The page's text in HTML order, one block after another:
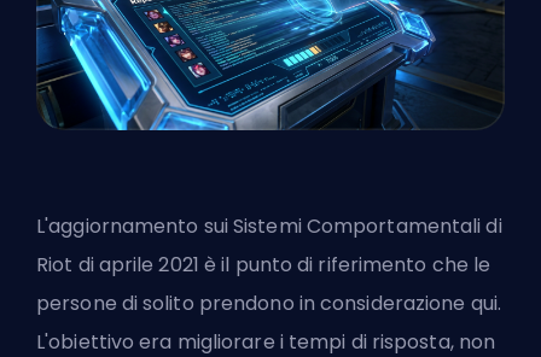
L'aggiornamento sui Sistemi Comportamentali di
Riot di aprile 2021 è il punto di riferimento che le
persone di solito prendono in considerazione qui.
L'obiettivo era migliorare i tempi di risposta, non